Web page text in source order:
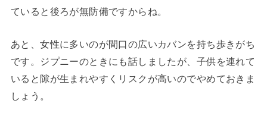
ていると後ろが無防備ですからね。
あと、女性に多いのが間口の広いカバンを持ち歩きがち
です。ジプニーのときにも話しましたが、子供を連れて
いると隙が生まれやすくリスクが高いのでやめておきま
しょう。